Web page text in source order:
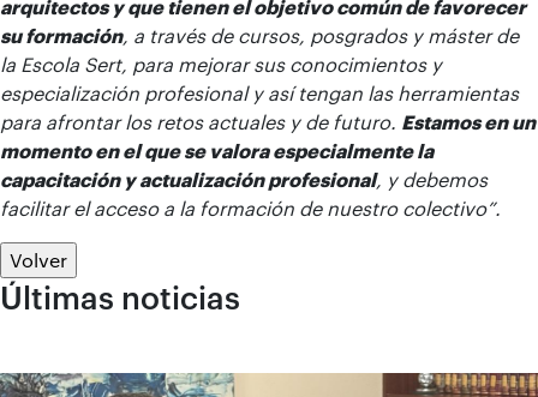
arquitectos y que tienen el objetivo común de favorecer
su formación, a través de cursos, posgrados y máster de
la Escola Sert, para mejorar sus conocimientos y
especialización profesional y así tengan las herramientas
para afrontar los retos actuales y de futuro. Estamos en un
momento en el que se valora especialmente la
capacitación y actualización profesional, y debemos
facilitar el acceso a la formación de nuestro colectivo”.
Volver
Últimas noticias